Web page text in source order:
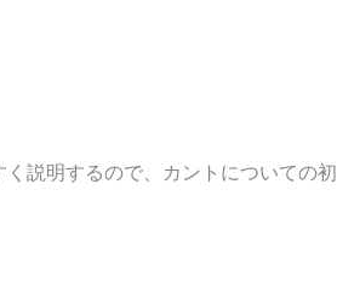
説明するので、カントについての初